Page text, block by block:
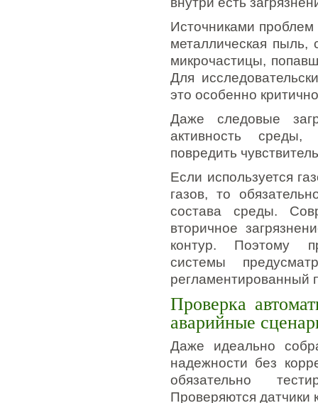
Источниками
металлическая пыль,
микрочастицы,
Для
это особенно
Даже следовые
активность среды,
повредить
Если используется
газов, то
состава среды.
вторичное
контур. Поэтому
системы
регламентированный
Проверка
аварийные
Даже идеально
надежности без
обязательно
Проверяются датчики